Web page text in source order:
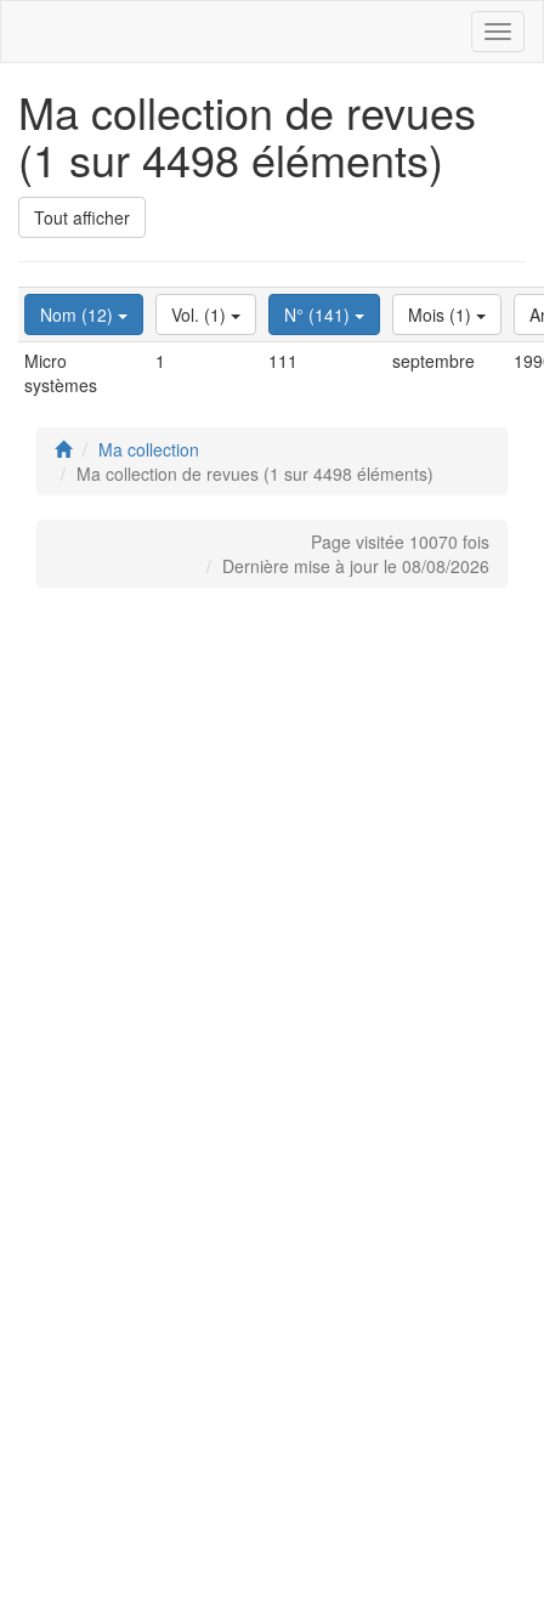
Ma collection de revues
(1 sur 4498 éléments)
Tout afficher
Nom (12) Vol. (1) N° (141) Mois (1)
Micro
systèmes
1 111 septembre
Ma collection
Ma collection de revues (1 sur 4498 éléments)
Page visitée 10070 fois
Dernière mise à jour le 08/08/2026